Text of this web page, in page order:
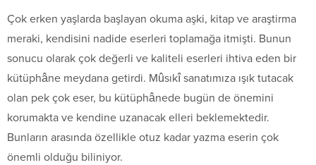
Çok erken yaşlarda başlayan okuma aşki, kitap ve araştirma
meraki, kendisini nadide eserleri toplamağa itmişti. Bunun
sonucu olarak çok değerli ve kaliteli eserleri ihtiva eden bir
kütüphâne meydana getirdi. Mûsıkî sanatımıza ışık tutacak
olan pek çok eser, bu kütüphânede bugün de önemini
korumakta ve kendine uzanacak elleri beklemektedir.
Bunların arasında özellikle otuz kadar yazma eserin çok
önemli olduğu biliniyor.